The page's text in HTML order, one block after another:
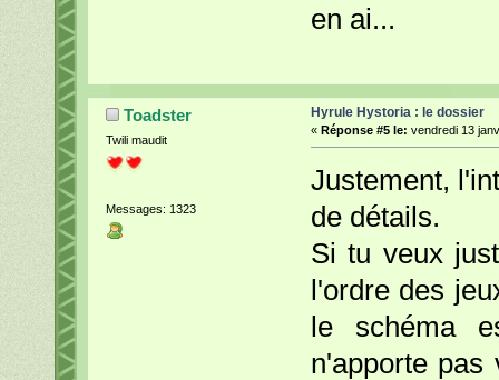
en ai...
Toadster
Twili maudit
Messages: 1323
Hyrule Hystoria : le dossier
« Réponse #5 le: vendredi 13
Justement,
de détails.
Si tu veux
l'ordre des
le schéma
n'apporte pas